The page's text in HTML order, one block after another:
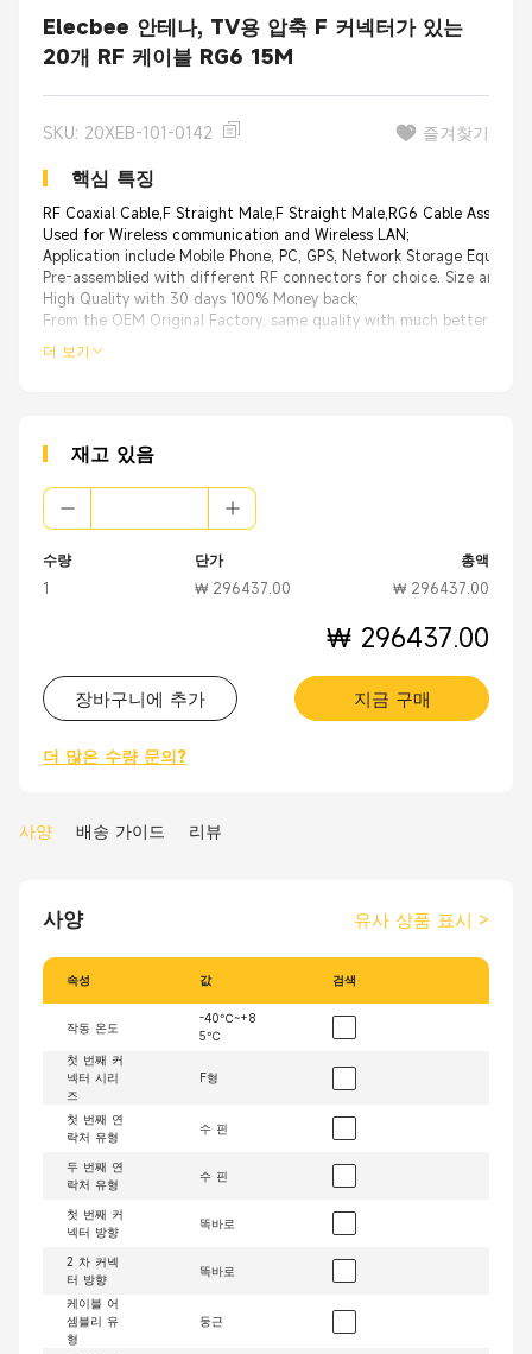
Elecbee 안테나, TV용 압축 F 커넥터가 있는
20개 RF 케이블 RG6 15M
SKU: 20XEB-101-0142 즐겨찾기
핵심 특징
RF Coaxial Cable,F Straight Male,F Straight Male,RG6 Cable
Used for Wireless communication and Wireless LAN;
Application include Mobile Phone, PC, GPS, Network Storage
Pre-assemblied with different RF connectors for choice. Size and
High Quality with 30 days 100% Money back;
From the OEM Original Factory, same quality with much better price.
더 보기
재고 있음
수량
1
단가
₩ 296437.00
총액
₩ 296437.00
₩ 296437.00
장바구니에 추가 지금 구매
더 많은 수량 문의?
사양 배송 가이드 리뷰
사양 유사 상품 표시 >
속성 값 검색
작동 온도
-40℃~+8
5℃
첫 번째 커
넥터 시리
즈
F형
첫 번째 연
락처 유형
수 핀
두 번째 연
락처 유형
수 핀
첫 번째 커
넥터 방향
똑바로
2 차 커넥
터 방향
똑바로
케이블 어
셈블리 유
형
둥근